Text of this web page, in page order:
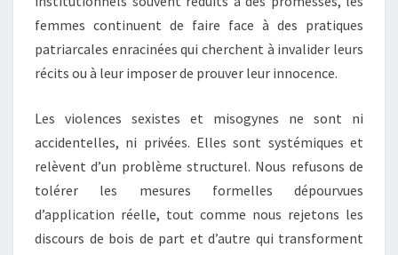
femmes continuent de faire face à des pratiques
patriarcales enracinées qui cherchent à invalider leurs
récits ou à leur imposer de prouver leur innocence.
Les violences sexistes et misogynes ne sont ni
accidentelles, ni privées. Elles sont systémiques et
relèvent d’un problème structurel. Nous refusons de
tolérer les mesures formelles dépourvues
d’application réelle, tout comme nous rejetons les
discours de bois de part et d’autre qui transforment